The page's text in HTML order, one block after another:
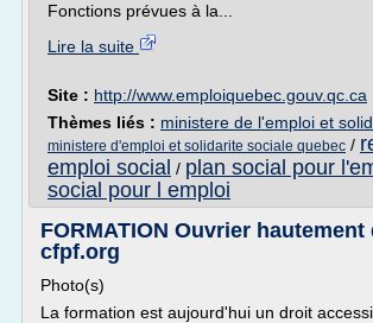
Fonctions prévues à la...
Lire la suite
Site : http://www.emploiquebec.gouv.qc.ca
Thèmes liés : ministere de l'emploi et
ministere d'emploi et solidarite sociale quebec /
emploi social / plan social pour
social pour l emploi
FORMATION Ouvrier
cfpf.org
Photo(s)
La formation est aujourd'hui un droit